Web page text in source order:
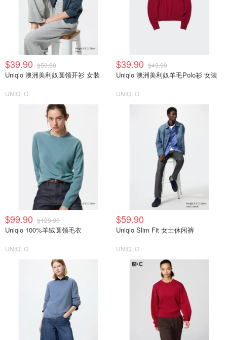
$39.90 $59.90
Uniqlo 澳洲美利奴圆领开衫 女装
UNIQLO
$39.90 $49.90
Uniqlo 澳洲美利奴羊毛Polo衫 女装
UNIQLO
$99.90 $129.90
Uniqlo 100%羊绒圆领毛衣
UNIQLO
$59.90
Uniqlo Slim Fit 女士休闲裤
UNIQLO